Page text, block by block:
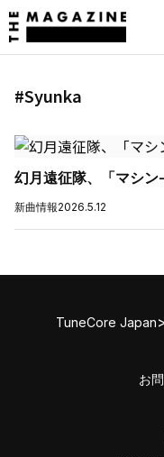
#Syunka
幻月遠征隊、「マシ
新曲情報2026.5.12
TuneCore Japan
お